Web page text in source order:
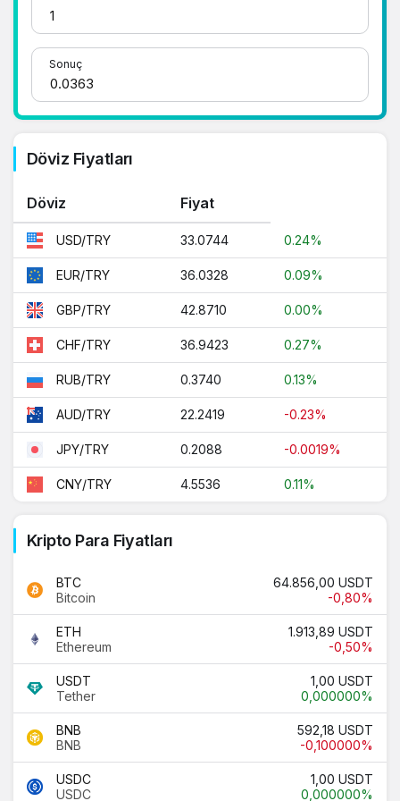
adrestesiniz..
1 Dolar Kaç TL ?
1 Euro Kaç TL ?
1 Euro Kaç TL ?
1 CHF Kaç TL ?
1 CNY Kaç TL ?
Sonuç
Döviz Fiyatları
Döviz Fiyat
USD/TRY 33.0744 0.24%
EUR/TRY 36.0328 0.09%
GBP/TRY 42.8710 0.00%
CHF/TRY 36.9423 0.27%
RUB/TRY 0.3740 0.13%
AUD/TRY 22.2419 -0.23%
JPY/TRY 0.2088 -0.0019%
CNY/TRY 4.5536 0.11%
Kripto Para Fiyatları
BTC
Bitcoin
64.856,00 USDT
-0,80%
ETH
Ethereum
1.913,89 USDT
-0,50%
USDT
Tether
1,00 USDT
0,000000%
BNB
BNB
592,18 USDT
-0,100000%
USDC
USDC
1,00 USDT
0,000000%